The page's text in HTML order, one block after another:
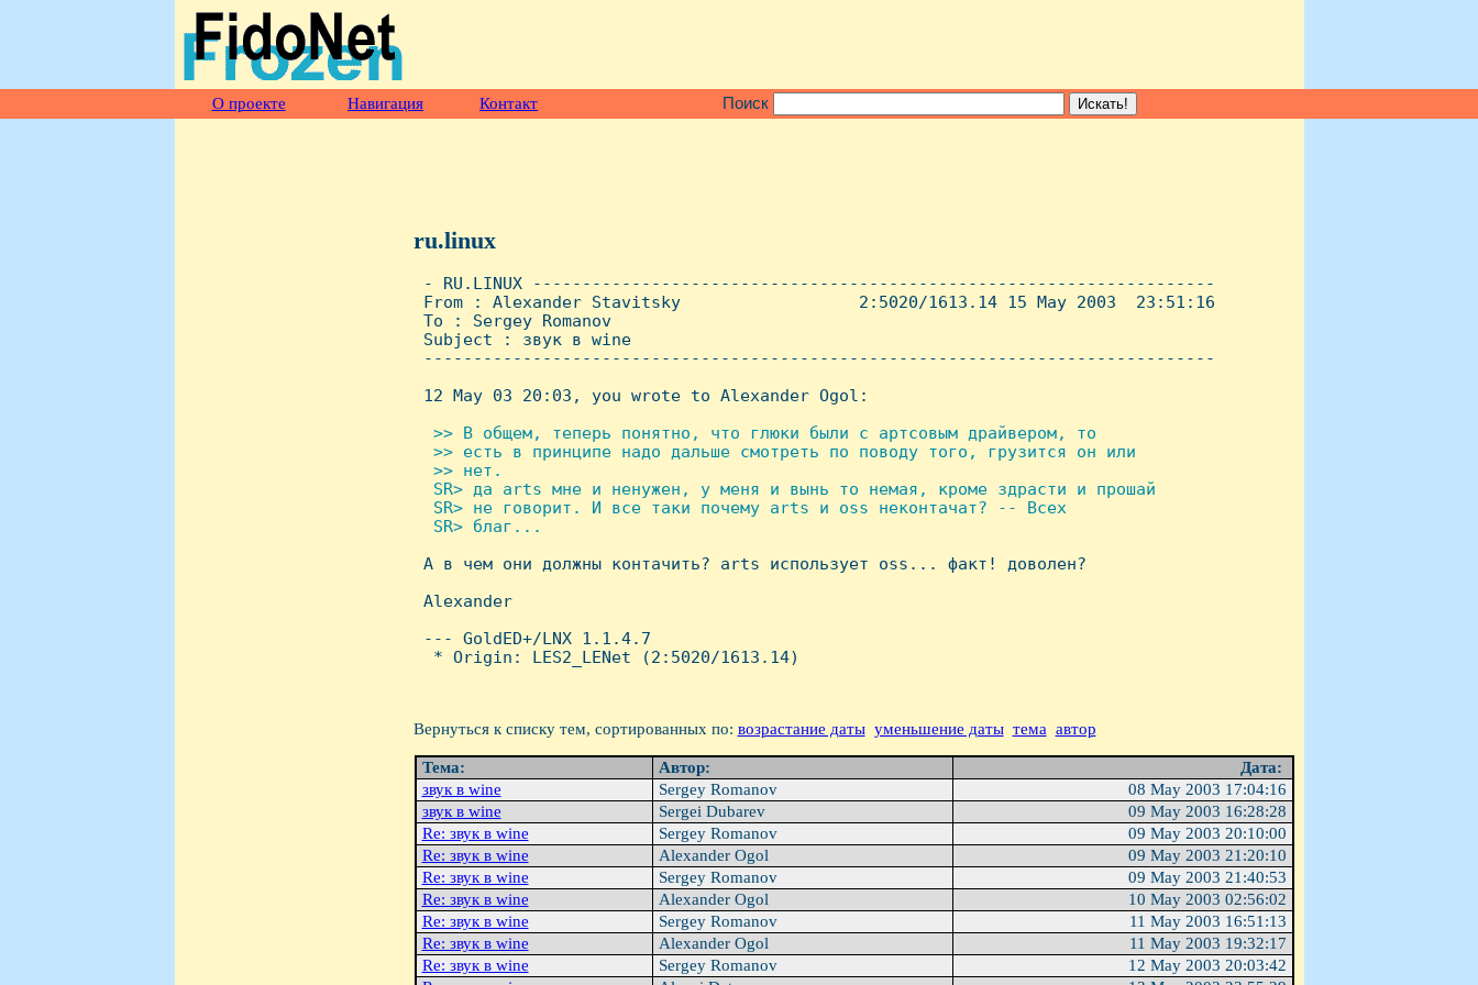
О проекте Навигация Контакт Поиск
ru.linux
- RU.LINUX ---------------------------------------------------------------------
From : Alexander Stavitsky                  2:5020/1613.14 15 May 2003  23:51:16
To : Sergey Romanov
Subject : звук в wine
--------------------------------------------------------------------------------
12 May 03 20:03, you wrote to Alexander Ogol:
>> В общем, теперь понятно, что глюки были с артсовым драйвером, то
  >> есть в принципе надо дальше смотреть по поводу того, грузится он или
  >> нет.
  SR> да arts мне и ненужен, у меня и вынь то немая, кроме здрасти и прошай
  SR> не говорит. И все таки почему arts и oss неконтачат? -- Всех
  SR> благ...
А в чем они должны контачить? arts использует oss... факт! доволен?
Alexander
--- GoldED+/LNX 1.1.4.7
  * Origin: LES2_LENet (2:5020/1613.14)
Вернуться к списку тем, сортированных по: возрастание даты уменьшение даты тема автор
Тема: Автор:
Дата:
звук в wine
Sergey Romanov
08 May 2003 17:04:16
звук в wine
Sergei Dubarev
09 May 2003 16:28:28
Re: звук в wine
Sergey Romanov
09 May 2003 20:10:00
Re: звук в wine
Alexander Ogol
09 May 2003 21:20:10
Re: звук в wine
Sergey Romanov
09 May 2003 21:40:53
Re: звук в wine
Alexander Ogol
10 May 2003 02:56:02
Re: звук в wine
Sergey Romanov
11 May 2003 16:51:13
Re: звук в wine
Alexander Ogol
11 May 2003 19:32:17
Re: звук в wine
Sergey Romanov
12 May 2003 20:03:42